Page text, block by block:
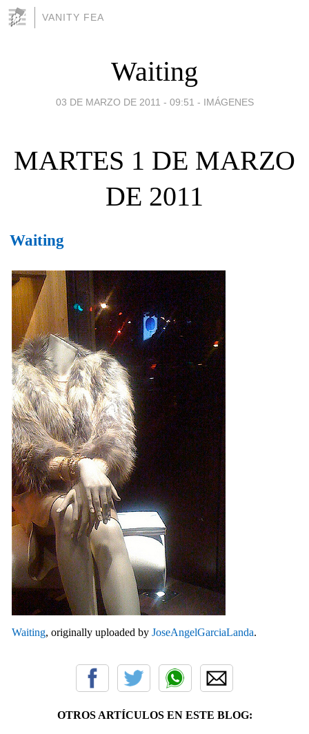
VANITY FEA
Waiting
03 DE MARZO DE 2011 - 09:51 - IMÁGENES
MARTES 1 DE MARZO
DE 2011
Waiting
Waiting, originally uploaded by JoseAngelGarciaLanda.
OTROS ARTÍCULOS EN ESTE BLOG: